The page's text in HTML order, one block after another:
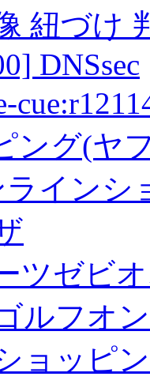
紐づけ
DNSsec
ング(ヤ
ラインシ
ツゼビ
ルフオ
ョッピ